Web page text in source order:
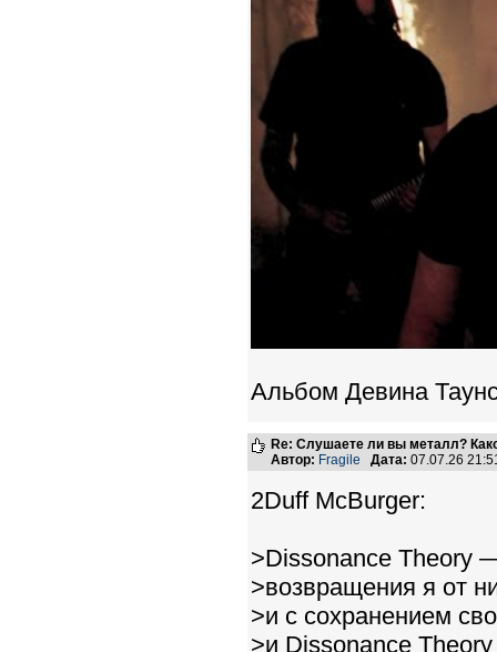
Альбом Девина
Re: Слушаете ли вы металл?
Автор: Fragile Дата: 07.07.26
2Duff McBurger:
>Dissonance Theory
>возвращения я от
>и с сохранением
>и Dissonance